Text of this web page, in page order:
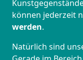
können jederzeit
werden.
Natürlich sind